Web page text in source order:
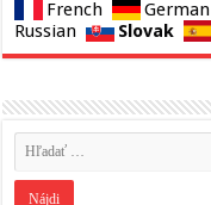
French
German
Russian
Slovak